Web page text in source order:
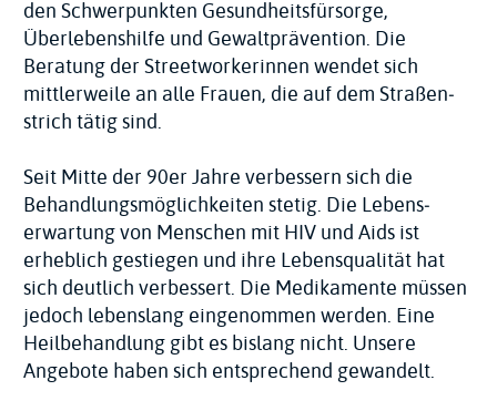
den Schwerpunkten Gesundheits­fürsorge,
Überlebens­hilfe und Gewalt­prävention. Die
Beratung der Street­workerinnen wendet sich
mittlerweile an alle Frauen, die auf dem Straßen­
strich tätig sind.
Seit Mitte der 90er Jahre verbessern sich die
Behandlungs­möglichkeiten stetig. Die Lebens­
erwartung von Menschen mit HIV und Aids ist
erheblich gestiegen und ihre Lebens­qualität hat
sich deutlich verbessert. Die Medikamente müssen
jedoch lebenslang eingenommen werden. Eine
Heilbehandlung gibt es bislang nicht. Unsere
Angebote haben sich entsprechend gewandelt.